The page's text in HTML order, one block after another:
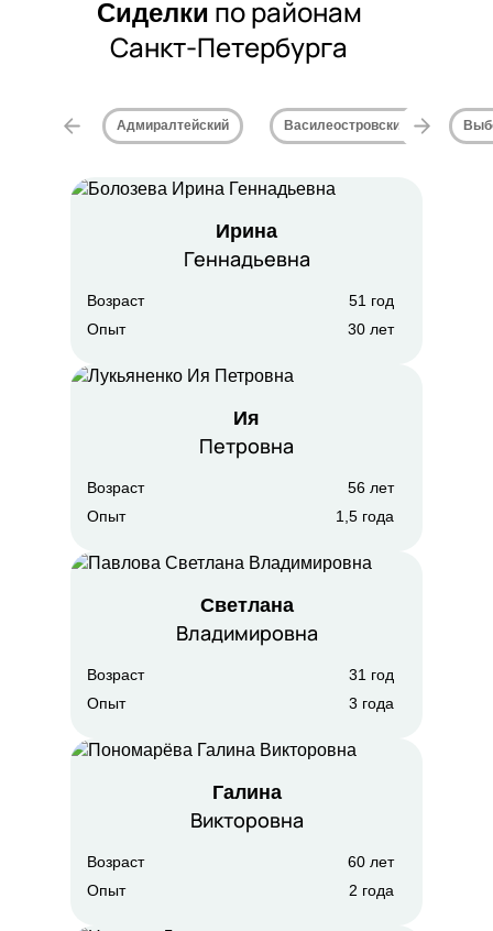
Контроль выполнения
назначений врача
Сиделки по районам
Санкт-Петербурга
Адмиралтейский Василеостровский
Ирина
Геннадьевна
Возраст
51 год
Опыт
30 лет
Ия
Петровна
Возраст
56 лет
Опыт
1,5 года
Светлана
Владимировна
Возраст
31 год
Опыт
3 года
Галина
Викторовна
Возраст
60 лет
Опыт
2 года